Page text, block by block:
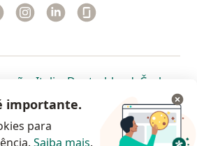
Facebook
abre num novo separador
Instagram
abre num novo separador
Linkedin
abre num novo
separador
num novo separador
abre num novo separador
Italia abre num novo
Deutschlandabre num
Česko
novo separador
abre num novo separador
, abre num novo separador
Brasil abre num novoabre num
abre
Colombia abre num novo
© 2026 - Agende agora sua
importante.
para
Saiba mais.